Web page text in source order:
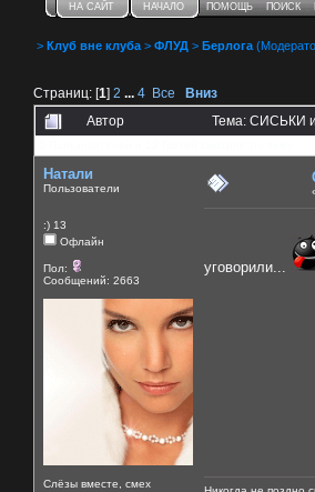
НА САЙТ НАЧАЛО ПОМОЩЬ ПОИСК
> Клуб вне клуба > ФЛУД > Берлога
Страниц: [1] 2 ... 4 Все
Вниз
Автор
Тема: СИСЬКИ
Натали
Пользователи
:) 13
Офлайн
Пол:
Сообщений: 2663
Слёзы вместе, смех
уговорили...